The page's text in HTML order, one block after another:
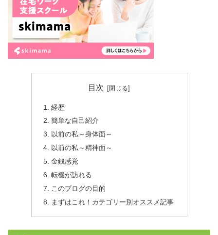
目次
経歴
簡単な自己紹介
以前の私～身体面～
以前の私～精神面～
金銭感覚
転機が訪れる
このブログの目的
まずはこれ！カテゴリー別オススメ記事